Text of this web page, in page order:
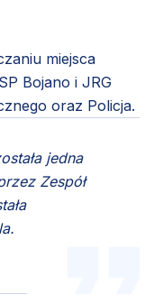
miejsca
Bojano i JRG
oraz Policja.
jedna
Zespół